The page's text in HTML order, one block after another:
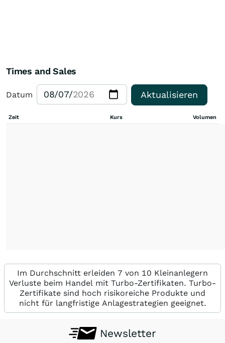
Times and Sales
Datum Aktualisieren
Zeit Kurs Volumen
Im Durchschnitt erleiden 7 von 10 Kleinanlegern
Verluste beim Handel mit Turbo-Zertifikaten. Turbo-
Zertifikate sind hoch risikoreiche Produkte und
nicht für langfristige Anlagestrategien geeignet.
Newsletter